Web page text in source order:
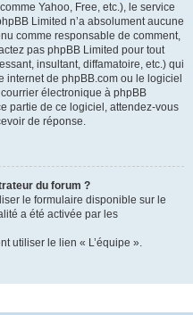
Yahoo, Free, etc.), le service
Limited n’a absolument aucune
comme responsable de comment,
pas phpBB Limited pour tout
insultant, diffamatoire, etc.) qui
internet de phpBB.com ou le logiciel
électronique à phpBB
partie de ce logiciel, attendez-vous
de réponse.
du forum ?
le formulaire disponible sur le
a été activée par les
utiliser le lien « L’équipe ».